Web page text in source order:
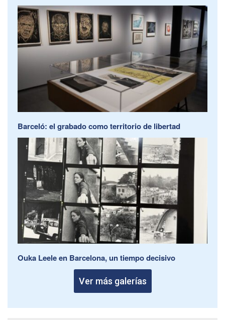
Barceló: el grabado como territorio de libertad
Ouka Leele en Barcelona, un tiempo decisivo
Ver más galerías